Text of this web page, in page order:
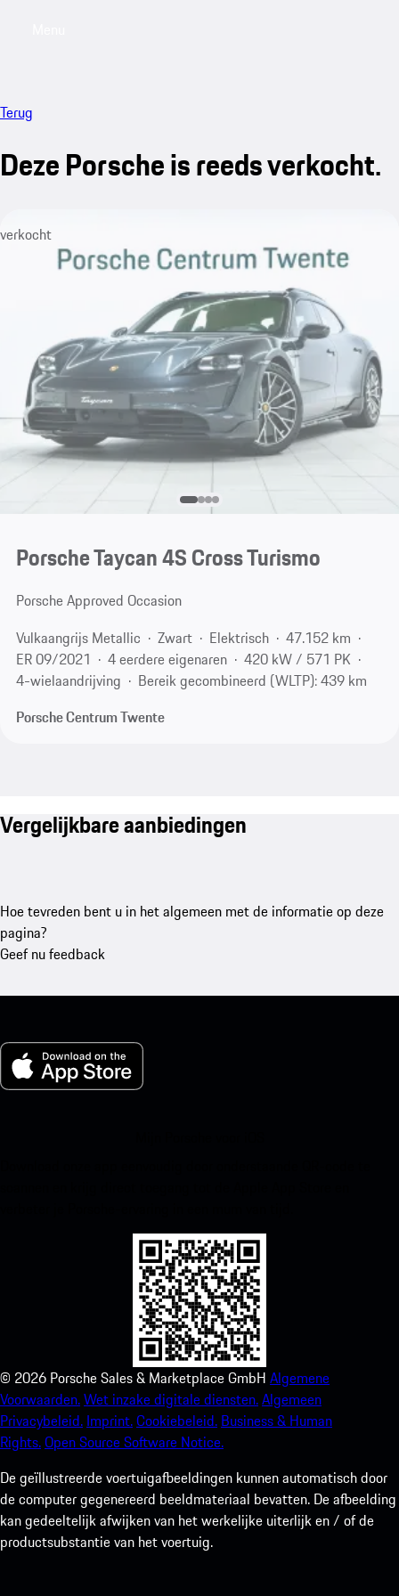
Terug
Deze Porsche is reeds verkocht.
verkocht
Porsche Taycan 4S Cross Turismo
Porsche Approved Occasion
Vulkaangrijs Metallic
Zwart Elektrisch
47.152 km
ER 09/2021
4 eerdere eigenaren
420 kW / 571 PK
4-wielaandrijving
Bereik gecombineerd (WLTP): 439 km
Porsche Centrum Twente
Vergelijkbare aanbiedingen
Hoe tevreden bent u in het algemeen met de informatie op deze
pagina?
Geef nu feedback
© 2026 Porsche Sales & Marketplace GmbH Algemene
Voorwaarden.Wet inzake digitale diensten.Algemeen
Privacybeleid. Imprint.Cookiebeleid. Business & Human
Rights.Open Source Software Notice.
De geïllustreerde voertuigafbeeldingen kunnen automatisch door
de computer gegenereerd beeldmateriaal bevatten. De afbeelding
kan gedeeltelijk afwijken van het werkelijke uiterlijk en / of de
productsubstantie van het voertuig.